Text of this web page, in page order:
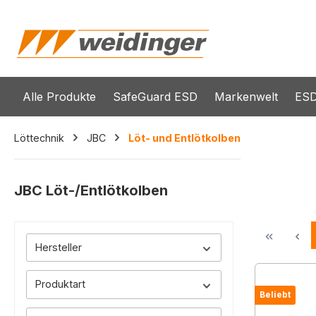
Alle Produkte SafeGuard ESD Markenwelt
Löttechnik JBC Löt- und Entlötkolben
JBC Löt-/Entlötkolben
Hersteller
Produktart
Beliebt